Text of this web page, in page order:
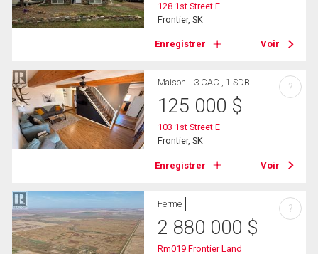
128 1st Street E
Frontier, SK
Enregistrer Voir
Maison 3 CAC , 1 SDB
125 000 $
103 1st Street E
Frontier, SK
Enregistrer Voir
?
Ferme
2 880 000 $
Rm019 Frontier Land
?